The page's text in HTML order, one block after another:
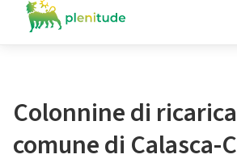
Colonnine di
comune di Calasca-